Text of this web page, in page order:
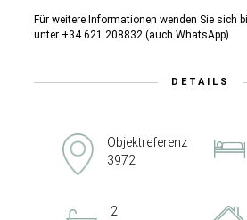
Für weitere Informationen wenden Sie sich
unter +34 621 208832 (auch WhatsApp)
DETAILS
Objektreferenz
3972
2